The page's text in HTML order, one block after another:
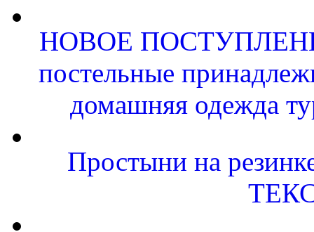
НОВОЕ
постельные
домашняя одежда
Простыни на